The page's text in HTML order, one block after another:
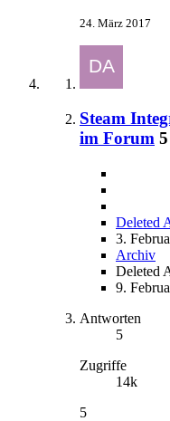
24. März 2017
Steam
im Forum 5
Deleted
3.
Archiv
Deleted
9.
Antworten
5
Zugriffe
14k
5